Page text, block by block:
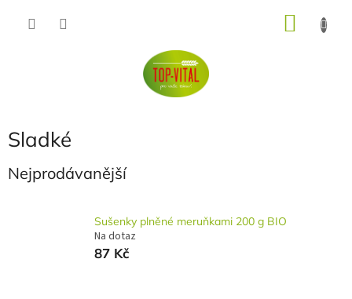
Sladké
Nejprodávanější
Sušenky plněné meruňkami 200 g BIO
Na dotaz
87 Kč